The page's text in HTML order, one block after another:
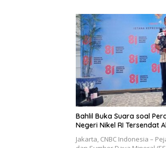
Bahlil Buka Suara soal
Negeri Nikel RI Tersendat
Jakarta, CNBC Indonesia –